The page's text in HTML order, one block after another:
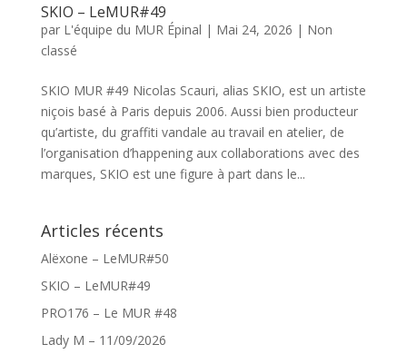
SKIO – LeMUR#49
par L'équipe du MUR Épinal | Mai 24, 2026 | Non
classé
SKIO MUR #49 Nicolas Scauri, alias SKIO, est un artiste
niçois basé à Paris depuis 2006. Aussi bien producteur
qu’artiste, du graffiti vandale au travail en atelier, de
l’organisation d’happening aux collaborations avec des
marques, SKIO est une figure à part dans le...
Articles récents
Alëxone – LeMUR#50
SKIO – LeMUR#49
PRO176 – Le MUR #48
Lady M – 11/09/2026